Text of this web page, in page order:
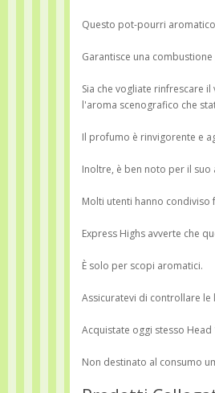
Questo pot-pourri
Garantisce una
Sia che vogliate rinfrescare
l'aroma scenografico che
Il profumo è rinvigorente e
Inoltre, è ben noto per il
Molti utenti hanno condiviso
Express Highs avverte che
È solo per scopi aromatici.
Assicuratevi di controllare
Acquistate oggi stesso Head
Non destinato al consumo